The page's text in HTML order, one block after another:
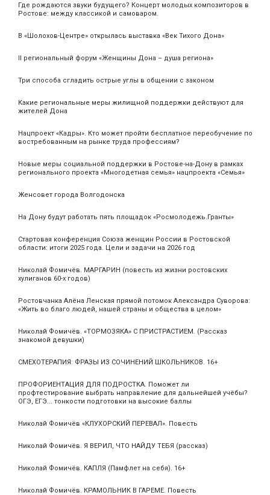
Где рождаются звуки будущего? Концерт молодых композиторов в
Ростове: между классикой и самоваром.
В «Шолохов-Центре» открылась выставка «Век Тихого Дона»
II региональный форум «Женщины Дона – душа региона»
Три способа сгладить острые углы в общении с законом
Какие региональные меры жилищной поддержки действуют для
жителей Дона
Нацпроект «Кадры». Кто может пройти бесплатное переобучение по
востребованным на рынке труда профессиям?
Новые меры социальной поддержки в Ростове-на-Дону в рамках
регионального проекта «Многодетная семья» нацпроекта «Семья»
Женсовет города Волгодонска
На Дону будут работать пять площадок «Росмолодежь.Гранты»
Стартовая конференция Союза женщин России в Ростовской
области: итоги 2025 года. Цели и задачи на 2026 год
Николай Фомичёв. МАРГАРИН (повесть из жизни ростовских
хулиганов 60-х годов)
Ростовчанка Алёна Ленская прямой потомок Александра Суворова:
«Жить во благо людей, нашей страны и общества в целом»
Николай Фомичёв. «ТОРМОЗЯКА» С ПРИСТРАСТИЕМ. (Рассказ
знакомой девушки)
СМЕХОТЕРАПИЯ: ФРАЗЫ ИЗ СОЧИНЕНИЙ ШКОЛЬНИКОВ. 16+
ПРОФОРИЕНТАЦИЯ ДЛЯ ПОДРОСТКА. Поможет ли
профтестирование выбрать направление для дальнейшей учёбы?
ОГЭ, ЕГЭ... тонкости подготовки на высокие баллы
Николай Фомичёв «КЛУХОРСКИЙ ПЕРЕВАЛ». Повесть
Николай Фомичёв. Я ВЕРИЛ, ЧТО НАЙДУ ТЕБЯ (рассказ)
Николай Фомичёв. КАПЛЯ (Памфлет на себя). 16+
Николай Фомичёв. КРАМОЛЬНИК В ГАРЕМЕ. Повесть